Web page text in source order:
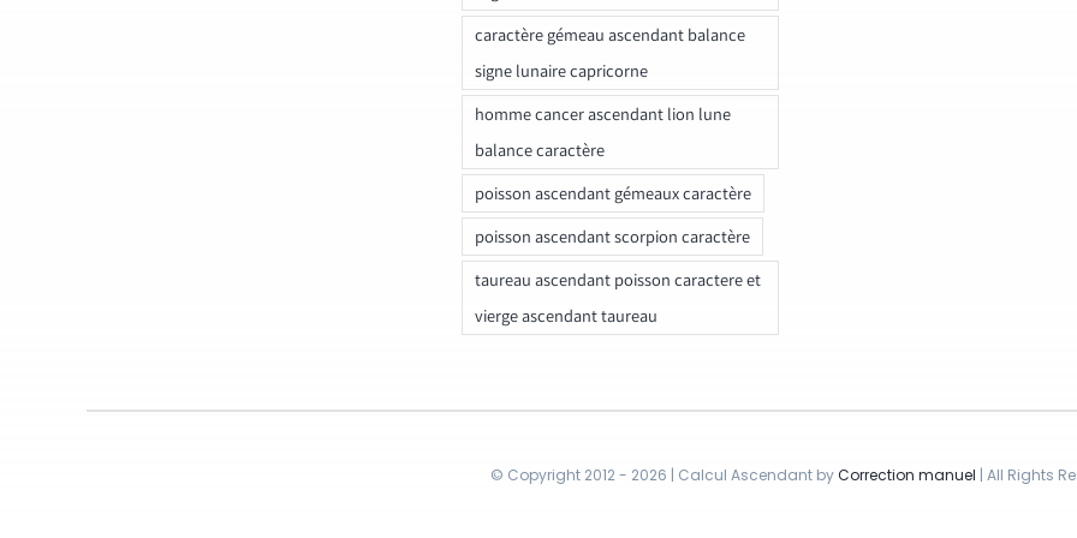
caractère gémeau ascendant balance
signe lunaire capricorne
homme cancer ascendant lion lune
balance caractère
poisson ascendant gémeaux caractère
poisson ascendant scorpion caractère
taureau ascendant poisson caractere et
vierge ascendant taureau
© Copyright 2012 - 2026 | Calcul Ascendant byCorrection manuel | All Rights